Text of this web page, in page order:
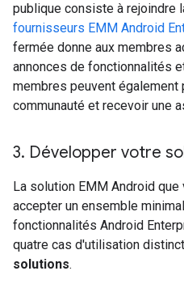
publique consiste à rejoindre
fournisseurs EMM Android
fermée donne aux membres
annonces de fonctionnalités
membres peuvent
communauté et recevoir une
3. Développer votre
La solution EMM Android
accepter un ensemble
fonctionnalités Android
quatre cas d'utilisation
solutions.